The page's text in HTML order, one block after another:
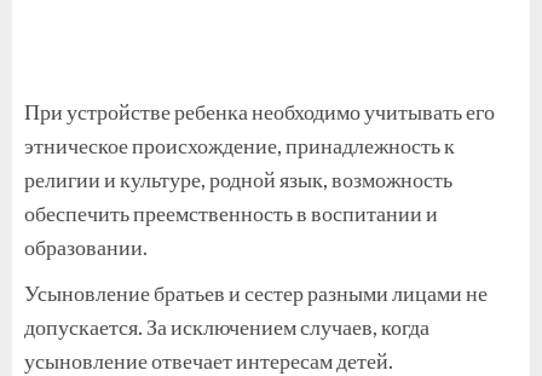
При устройстве ребенка необходимо учитывать его
этническое происхождение, принадлежность к
религии и культуре, родной язык, возможность
обеспечить преемственность в воспитании и
образовании.
Усыновление братьев и сестер разными лицами не
допускается. За исключением случаев, когда
усыновление отвечает интересам детей.